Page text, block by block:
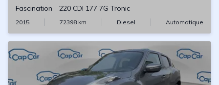
Fascination - 220 CDI 177 7G-Tronic
2015 72398 km Diesel Automatique